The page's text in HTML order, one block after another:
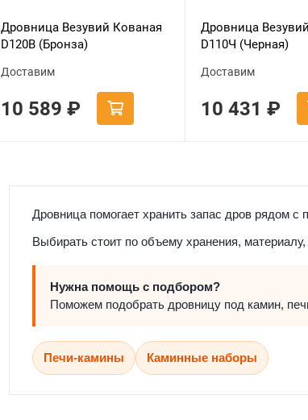
Дровница Везувий Кованая
D120В (Бронза)
Доставим
10 589 ₽
Дровница
D110Ч (Черная)
Доставим
10 431 ₽
Дровница помогает хранить запас дров рядом
Выбирать стоит по объему хранения,
Нужна помощь с подбором?
Поможем подобрать дровницу под камин,
Печи-камины Каминные наборы